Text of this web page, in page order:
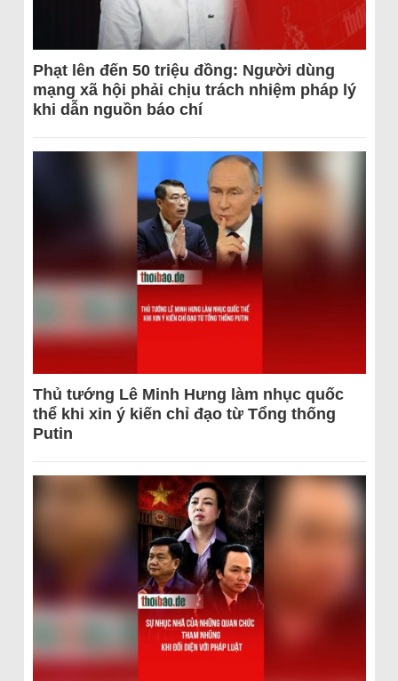
Phạt lên đến 50 triệu đồng: Người dùng
mạng xã hội phải chịu trách nhiệm pháp lý
khi dẫn nguồn báo chí
Thủ tướng Lê Minh Hưng làm nhục quốc
thể khi xin ý kiến chỉ đạo từ Tổng thống
Putin